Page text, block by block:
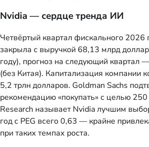
Nvidia — сердце тренда ИИ
Четвёртый квартал фискального 2026
закрыла с выручкой 68,13 млрд
году), прогноз на следующий квартал
(без Китая). Капитализация компании
5,2 трлн долларов. Goldman Sachs
рекомендацию «покупать» с целью
Research называет Nvidia лучшим
год с PEG всего 0,63 — крайне
при таких темпах роста.